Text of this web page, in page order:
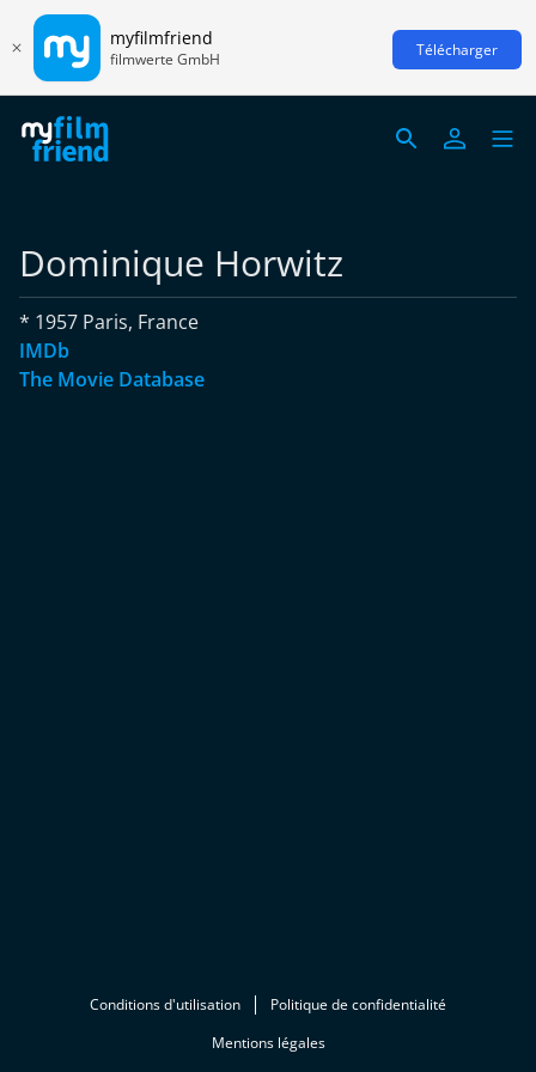
myfilmfriend
filmwerte GmbH Télécharger
Dominique Horwitz
* 1957 Paris, France
IMDb
The Movie Database
Conditions d'utilisation
Politique de confidentialité
Mentions légales